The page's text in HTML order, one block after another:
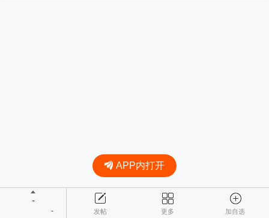
-
- 发帖 更多 加自选
APP内打开